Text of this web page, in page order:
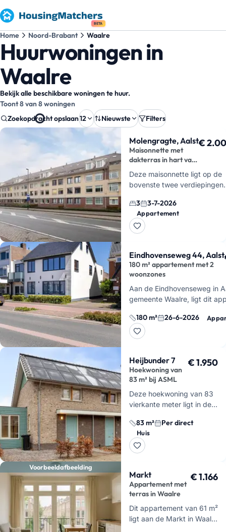
BETA
Home Noord-Brabant Waalre
Huurwoningen in
Waalre
Bekijk alle beschikbare woningen te huur.
Toont 8 van 8 woningen
Zoekopdracht opslaan12 Nieuwste Filters
Zoekresultaten Molengragte, Aalst
Maisonnette met
dakterras in hart van
Aalst
€
Deze maisonnette ligt op de
bovenste twee verdiepingen
Molengragte, midden in
Waalre. Je huurt hier een
appartement met…
3 3-7-2026
Appartement
Eindhovenseweg 44, Aalst
180 m² appartement met 2
woonzones
Aan de Eindhovenseweg in
gemeente Waalre, ligt dit
parkeerplek.De indeling
net even and…
180 m² 26-6-2026
Heijbunder 7
Hoekwoning van
83 m² bij ASML
€ 1.950
Deze hoekwoning van 83
vierkante meter ligt in de
maar vijf minuten afstand
van ASML, de High Tech
Campus en het Maxima
83 m² Per direct
Huis
Voorbeeldafbeelding
Markt
Appartement met
terras in Waalre
€ 1.166
Dit appartement van 61 m²
ligt aan de Markt in Waalre